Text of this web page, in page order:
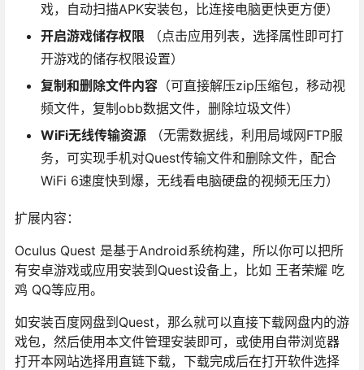
戏，自动扫描APK安装包，比连接电脑更快更方便）
开启游戏储存权限 （点击应用列表，选择属性即可打
开游戏的储存权限设置）
复制和删除文件内容 （可直接解压zip压缩包，移动视
频文件，复制obb数据文件，删除垃圾文件）
WiFi无线传输资源 （无需数据线，利用局域网FTP服
务，可实现手机对Quest传输文件和删除文件，配合
WiFi 6速度快到爆，无线看电脑硬盘的视频无压力）
扩展内容：
Oculus Quest 是基于Android系统构建，所以你可以把所
有安卓游戏或应用安装到Quest设备上，比如 王者荣耀 吃
鸡 QQ等应用。
如安装百度网盘到Quest，那么就可以直接下载网盘内的游
戏包，然后使用本文件管理安装即可，或使用自带浏览器
打开本网站选择用直链下载，下载完成后在打开软件选择